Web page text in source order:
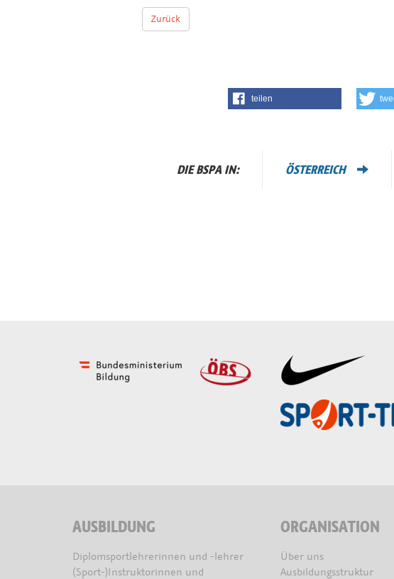
Zurück
teilen
DIE BSPA IN: ÖSTERREICH
AUSBILDUNG
Diplomsportlehrerinnen und -lehrer
(Sport-)Instruktorinnen und
ORGANISATION
Über uns
Ausbildungsstruktur